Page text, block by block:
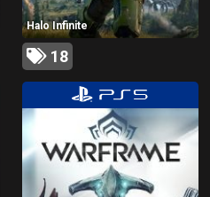
Halo Infinite
18